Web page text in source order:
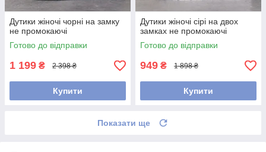
Дутики жіночі чорні на замку
не промокаючі
Готово до відправки
1 199 ₴ 2 398 ₴
Купити
Дутики жіночі сірі на двох
замках не промокаючі
Готово до відправки
949 ₴ 1 898 ₴
Купити
Показати ще